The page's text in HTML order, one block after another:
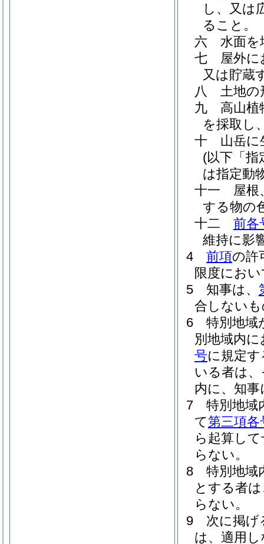
し、又は
ること。
六
水面を
七
屋外
又は貯蔵
八
土地の
九
高山
を採取し
十
山岳
(以下「指
は指定動
十一
屋根
する物の
十二
前各
維持に影
4
前項の許
限度にお
5
知事は、
合しない
6
特別地域
別地域内
号に規定
いる者は
内に、知
7
特別地域
て第三項各
ら起算し
らない。
8
特別地域
とする者
らない。
9
次に掲げ
は、適用